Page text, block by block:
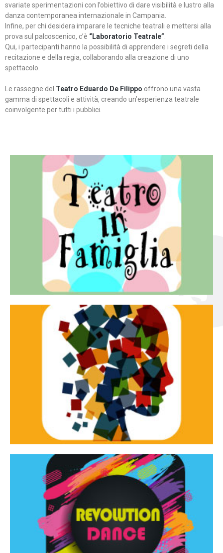
svariate sperimentazioni con l’obiettivo di dare visibilità e lustro alla
danza contemporanea internazionale in Campania.
Infine, per chi desidera imparare le tecniche teatrali e mettersi alla
prova sul palcoscenico, c’è “Laboratorio Teatrale”
Qui, i partecipanti hanno la possibilità di apprendere i segreti della
recitazione e della regia, collaborando alla creazione di uno
spettacolo.
Le rassegne del Teatro Eduardo De Filippo offrono una vasta
gamma di spettacoli e attività, creando un’esperienza teatrale
coinvolgente per tutti i pubblici.
Teatro in famiglia
Teatro In Famiglia è una rassegna di teatro concepita
per far condividere e godere del teatro all’intera
famiglia.
Continua
Tracce dinamiche
Tracce Dinamiche è una rassegna di teatro
d’innovazione e sperimentale.
Continua
Revolution Dance
Rassegna di danza contemporanea – I Edizione